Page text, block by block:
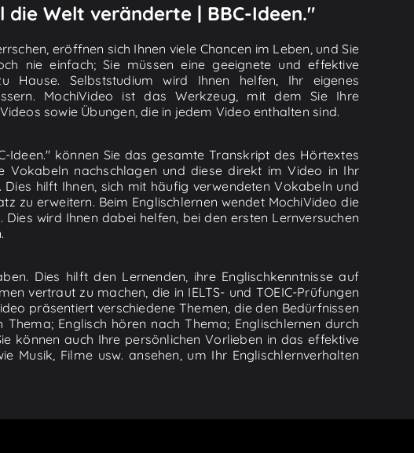
Welt veränderte | BBC-Ideen."
eröffnen sich Ihnen viele Chancen im Leben, und Sie
nie einfach; Sie müssen eine geeignete und effektive
Hause. Selbststudium wird Ihnen helfen, Ihr eigenes
MochiVideo ist das Werkzeug, mit dem Sie Ihre
sowie Übungen, die in jedem Video enthalten sind.
Ideen." können Sie das gesamte Transkript des Hörtextes
Vokabeln nachschlagen und diese direkt im Video in Ihr
hilft Ihnen, sich mit häufig verwendeten Vokabeln und
zu erweitern. Beim Englischlernen wendet MochiVideo die
wird Ihnen dabei helfen, bei den ersten Lernversuchen
Dies hilft den Lernenden, ihre Englischkenntnisse auf
vertraut zu machen, die in IELTS- und TOEIC-Prüfungen
präsentiert verschiedene Themen, die den Bedürfnissen
Englisch hören nach Thema; Englischlernen durch
können auch Ihre persönlichen Vorlieben in das effektive
Musik, Filme usw. ansehen, um Ihr Englischlernverhalten